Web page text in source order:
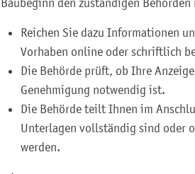
Reichen Sie dazu Informationen
Vorhaben online oder schriftlich
Die Behörde prüft, ob Ihre
Genehmigung notwendig ist.
Die Behörde teilt Ihnen im
Unterlagen vollständig sind oder
werden.